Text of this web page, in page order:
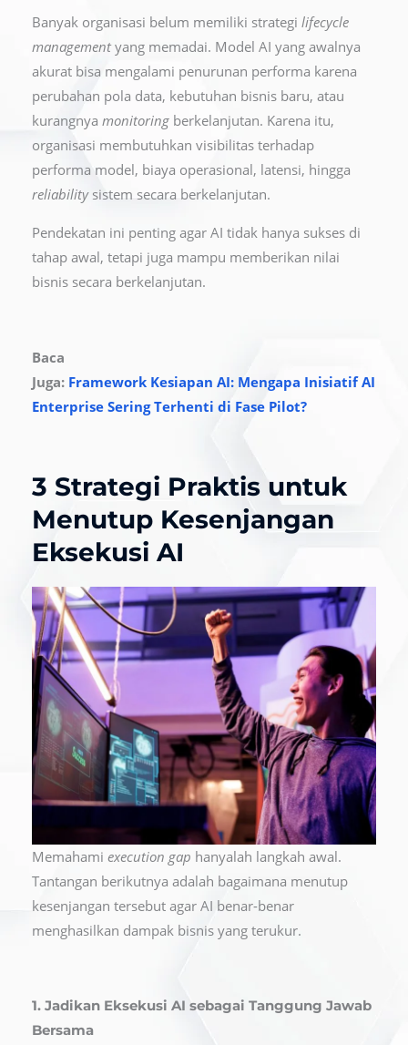
Banyak organisasi belum memiliki strategi lifecycle
managementyang memadai. Model AI yang awalnya
akurat bisa mengalami penurunan performa karena
perubahan pola data, kebutuhan bisnis baru, atau
kurangnya monitoring berkelanjutan. Karena itu,
organisasi membutuhkan visibilitas terhadap
performa model, biaya operasional, latensi, hingga
reliabilitysistem secara berkelanjutan.
Pendekatan ini penting agar AI tidak hanya sukses di
tahap awal, tetapi juga mampu memberikan nilai
bisnis secara berkelanjutan.
Baca
Juga: Framework Kesiapan AI: Mengapa Inisiatif AI
Enterprise Sering Terhenti di Fase Pilot?
3 Strategi Praktis untuk
Menutup Kesenjangan
Eksekusi AI
Memahami execution gap hanyalah langkah awal.
Tantangan berikutnya adalah bagaimana menutup
kesenjangan tersebut agar AI benar-benar
menghasilkan dampak bisnis yang terukur.
1. Jadikan Eksekusi AI sebagai Tanggung Jawab
Bersama